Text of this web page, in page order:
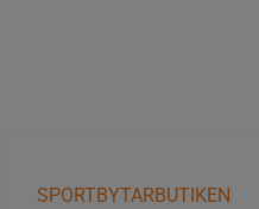
SPORTBYTARBUTIKEN